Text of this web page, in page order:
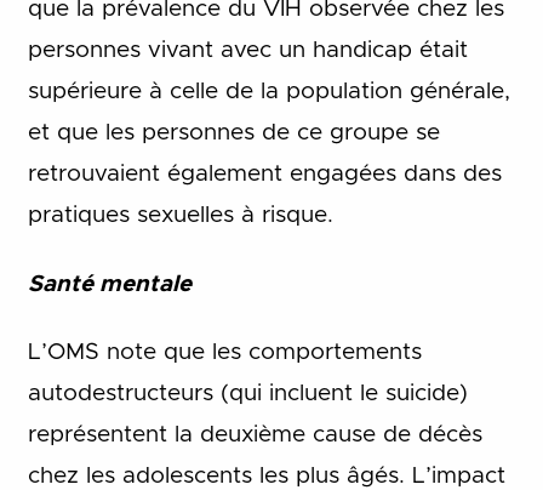
que la prévalence du VIH observée chez les
personnes vivant avec un handicap était
supérieure à celle de la population générale,
et que les personnes de ce groupe se
retrouvaient également engagées dans des
pratiques sexuelles à risque.
Santé mentale
L’OMS note que les comportements
autodestructeurs (qui incluent le suicide)
représentent la deuxième cause de décès
chez les adolescents les plus âgés. L’impact